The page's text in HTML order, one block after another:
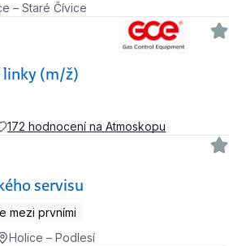
– Staré Čívice
linky (m/ž)
172 hodnocení na Atmoskopu
servisu
mezi prvními
Holice – Podlesí